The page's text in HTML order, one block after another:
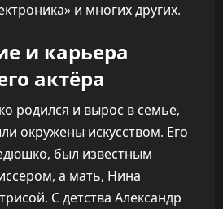
и многих других.
и карьера
актёра
родился и вырос в семье,
окружены искусством. Его
был известным
а мать, Нина
С детства Александр